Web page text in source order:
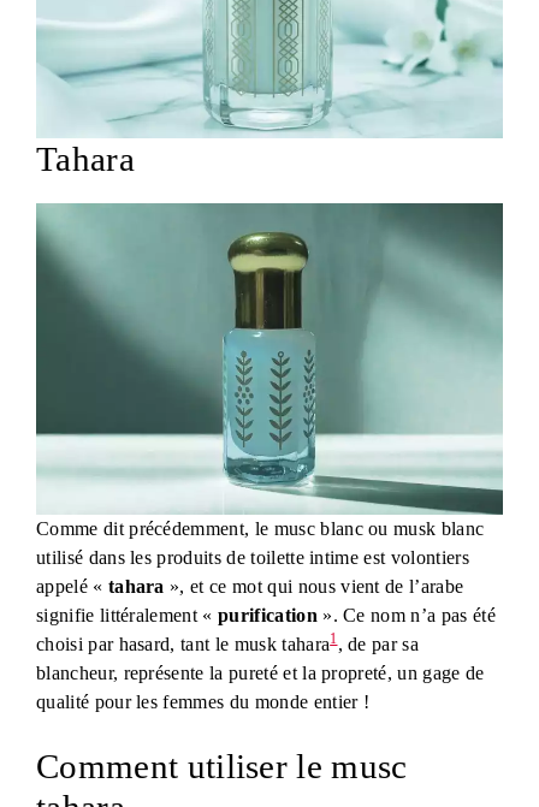
Tahara
Comme dit précédemment, le musc blanc ou musk blanc
utilisé dans les produits de toilette intime est volontiers
appelé « tahara », et ce mot qui nous vient de l’arabe
signifie littéralement «purification ». Ce nom n’a pas été
choisi par hasard, tant le musk tahara1, de par sa
blancheur, représente la pureté et la propreté, un gage de
qualité pour les femmes du monde entier !
Comment utiliser le musc